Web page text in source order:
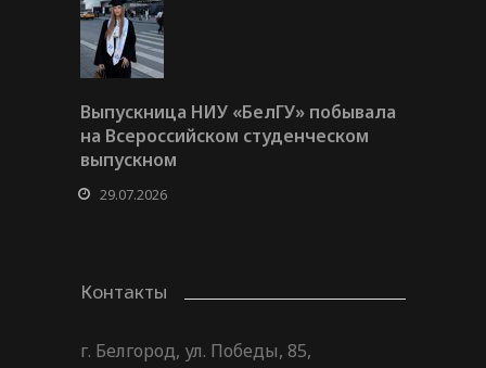
Выпускница НИУ «БелГУ» побывала
на Всероссийском студенческом
выпускном
29.07.2026
Контакты
г. Белгород, ул. Победы, 85,